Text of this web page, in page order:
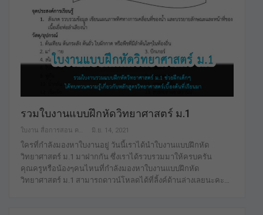
รวมใบงานแบบฝึกหัดวิทยาศาสตร์ ม.1
มิ.ย. 14, 2021
ใครที่กำลังมองหาใบงานอยู่ วันนี้เราได้นำใบงานแบบฝึกหัด
วิทยาศาสตร์ ม.1 มาฝากกัน ซึ่งเราได้รวบรวมมาให้ครบครัน
คุณครูหรือน้องๆคนไหนที่กำลังมองหาใบงานแบบฝึกหัด
วิทยาศาสตร์ ม.1 สามารถดาวน์โหลดได้ที่ลิ้งค์ด้านล่างเลยนะคะ…